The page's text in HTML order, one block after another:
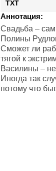
TXT
Аннотация:
Свадьба –
Полины
Сможет ли
тягой к
Василины –
Иногда так
потому что